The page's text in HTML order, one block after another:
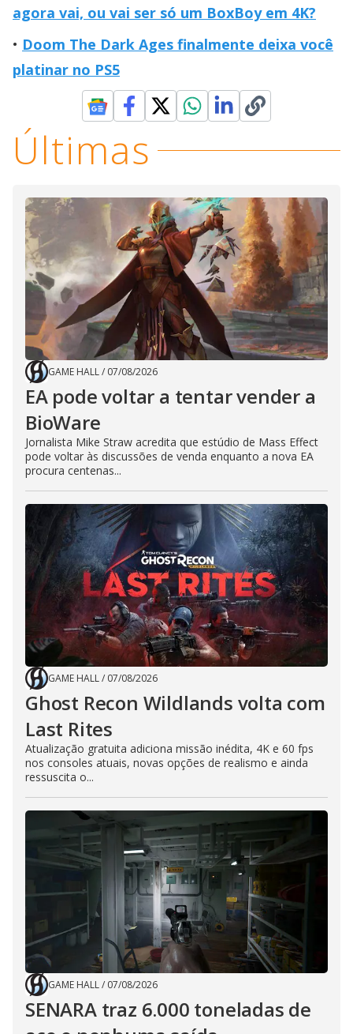
agora vai, ou vai ser só um BoxBoy em 4K?
Doom The Dark Ages finalmente deixa você
platinar no PS5
Últimas
GAME HALL/ 07/08/2026
EA pode voltar a tentar vender a
BioWare
Jornalista Mike Straw acredita que estúdio de Mass Effect
pode voltar às discussões de venda enquanto a nova EA
procura centenas...
GAME HALL/ 07/08/2026
Ghost Recon Wildlands volta com
Last Rites
Atualização gratuita adiciona missão inédita, 4K e 60 fps
nos consoles atuais, novas opções de realismo e ainda
ressuscita o...
GAME HALL/ 07/08/2026
SENARA traz 6.000 toneladas de